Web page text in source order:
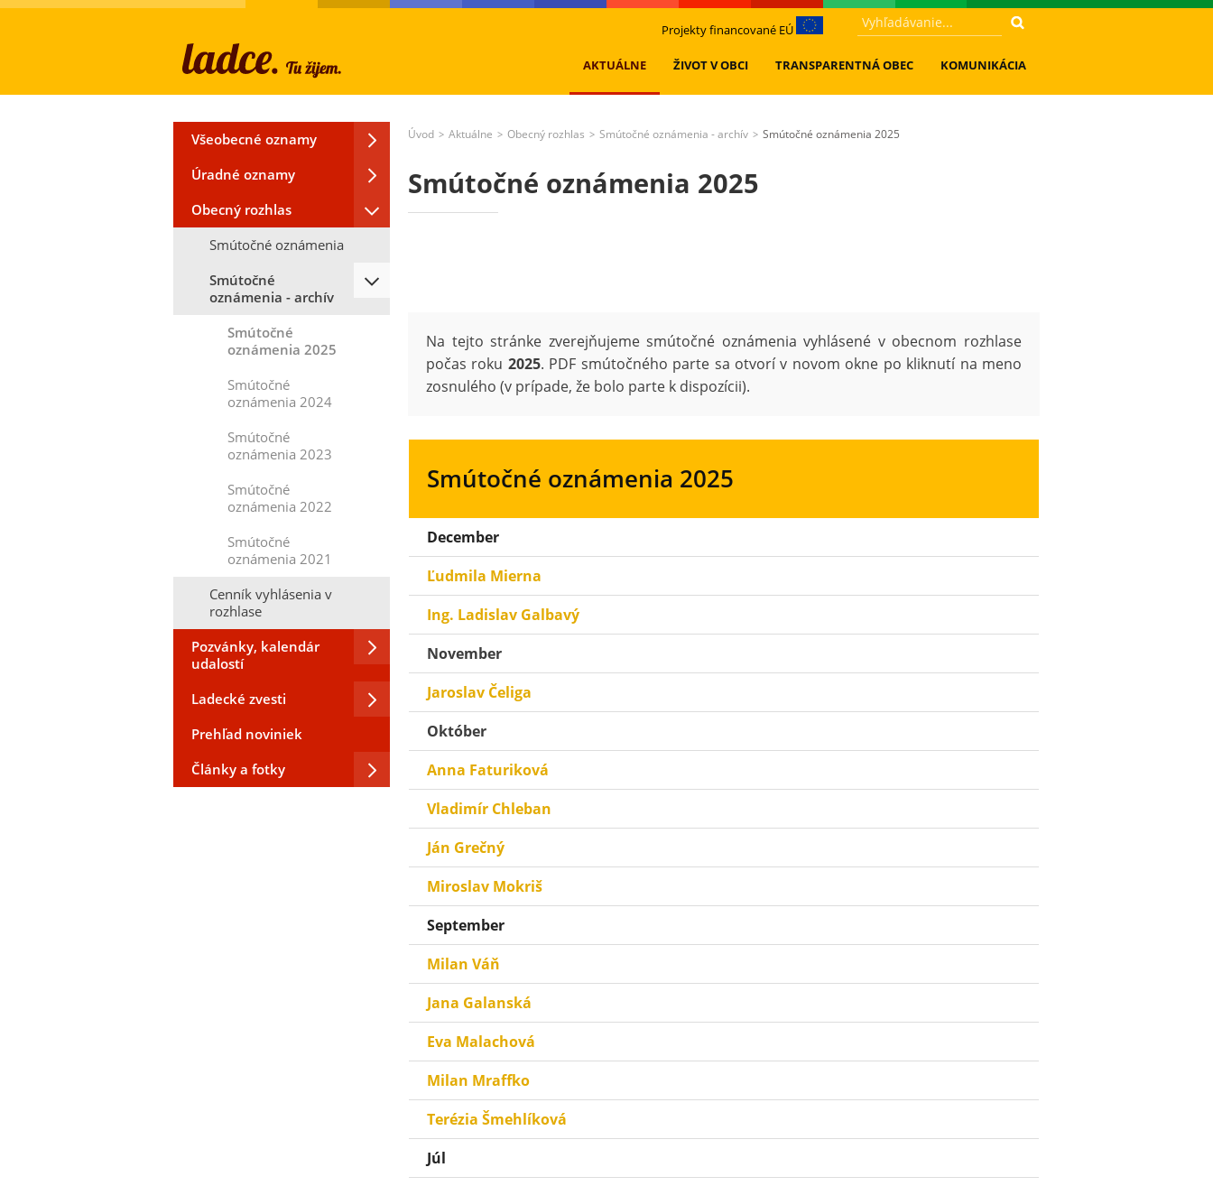
Projekty financované EÚ
AKTUÁLNE ŽIVOT V OBCI TRANSPARENTNÁ OBEC KOMUNIKÁCIA
Všeobecné oznamy
Úradné oznamy
Obecný rozhlas
Smútočné oznámenia
Smútočné
oznámenia - archív
Smútočné
oznámenia 2025
Smútočné
oznámenia 2024
Smútočné
oznámenia 2023
Smútočné
oznámenia 2022
Smútočné
oznámenia 2021
Cenník vyhlásenia v
rozhlase
Pozvánky, kalendár
udalostí
Ladecké zvesti
Prehľad noviniek
Články a fotky
Úvod > Aktuálne > Obecný rozhlas > Smútočné oznámenia - archív > Smútočné oznámenia 2025
Smútočné oznámenia 2025
Na tejto stránke zverejňujeme smútočné oznámenia vyhlásené v obecnom rozhlase
počas roku 2025. PDF smútočného parte sa otvorí v novom okne po kliknutí na meno
zosnulého (v prípade, že bolo parte k dispozícii).
Smútočné oznámenia 2025
December
Ľudmila Mierna
Ing. Ladislav Galbavý
November
Jaroslav Čeliga
Október
Anna Faturiková
Vladimír Chleban
Ján Grečný
Miroslav Mokriš
September
Milan Váň
Jana Galanská
Eva Malachová
Milan Mraffko
Terézia Šmehlíková
Júl